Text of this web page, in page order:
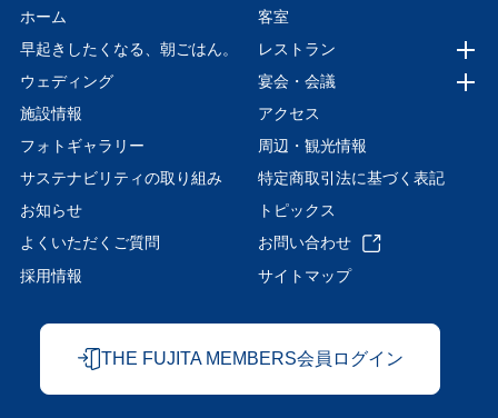
ホーム
客室
早起きしたくなる、朝ごはん。
レストラン
ウェディング
宴会・会議
施設情報
アクセス
フォトギャラリー
周辺・観光情報
サステナビリティの取り組み
特定商取引法に基づく表記
お知らせ
トピックス
よくいただくご質問
お問い合わせ
採用情報
サイトマップ
THE FUJITA MEMBERS会員ログイン